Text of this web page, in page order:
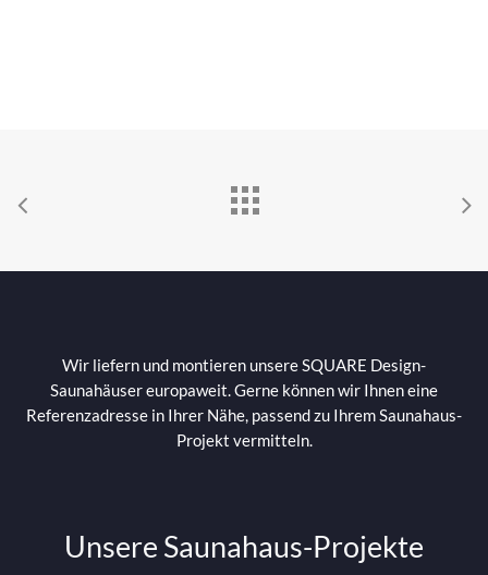
Wir liefern und montieren unsere SQUARE Design-
Saunahäuser europaweit. Gerne können wir Ihnen eine
Referenzadresse in Ihrer Nähe, passend zu Ihrem Saunahaus-
Projekt vermitteln.
Unsere Saunahaus-Projekte